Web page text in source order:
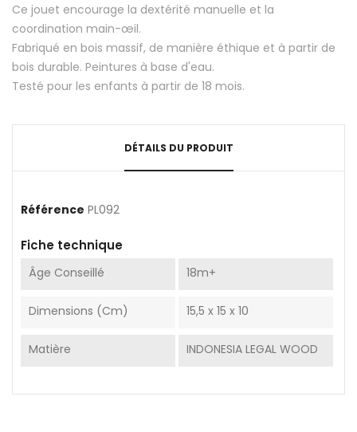
Ce jouet encourage la dextérité manuelle et la
coordination main-œil.
Fabriqué en bois massif, de manière éthique et à partir de
bois durable. Peintures à base d'eau.
Testé pour les enfants à partir de 18 mois.
DÉTAILS DU PRODUIT
Référence PL092
Fiche technique
Âge Conseillé 18m+
Dimensions (cm) 15,5 x 15 x 10
Matière INDONESIA LEGAL WOOD